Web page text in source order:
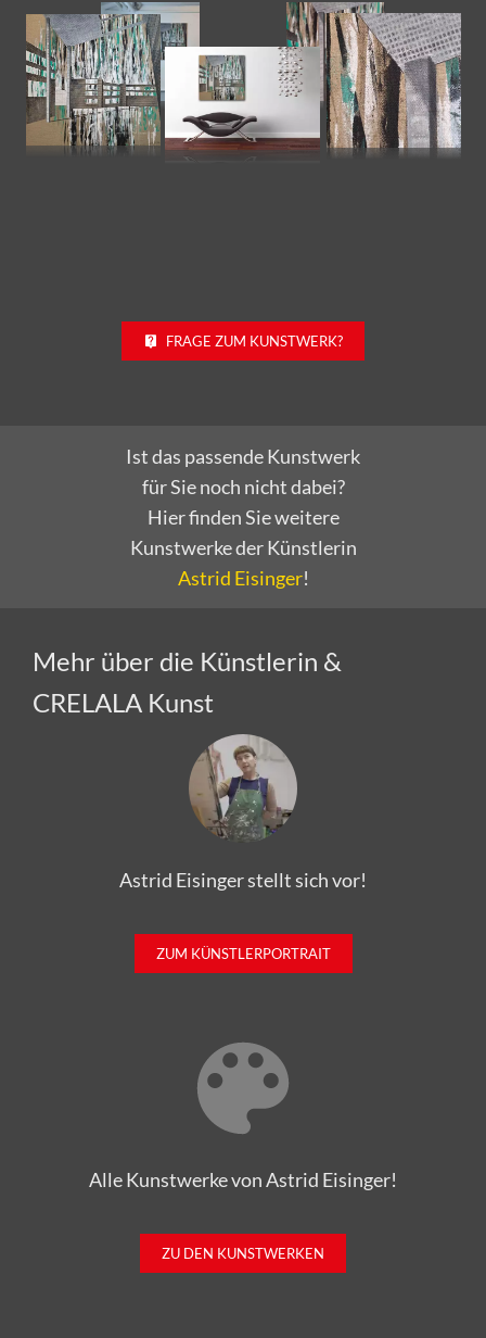
FRAGE ZUM KUNSTWERK?
Ist das passende Kunstwerk
für Sie noch nicht dabei?
Hier finden Sie weitere
Kunstwerke der Künstlerin
Astrid Eisinger!
Mehr über die Künstlerin &
CRELALA Kunst
Astrid Eisinger stellt sich vor!
ZUM KÜNSTLERPORTRAIT
Alle Kunstwerke von Astrid Eisinger!
ZU DEN KUNSTWERKEN